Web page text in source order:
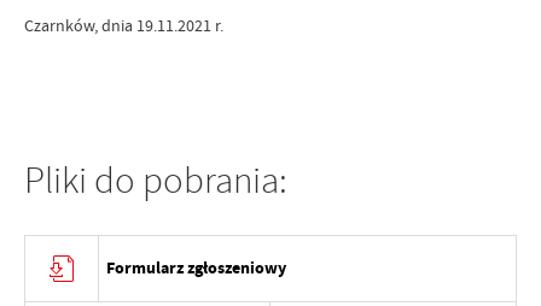
Czarnków, dnia 19.11.2021 r.
Pliki do pobrania:
Formularz zgłoszeniowy